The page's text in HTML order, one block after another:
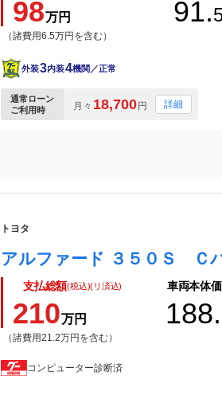
98万円
（諸費用6.5万円を含む）
91.
外装3内装4機関／正常
通常ローン
ご利用時
月々 18,700円 詳細
トヨタ
支払総額(税込)(リ済込)
210万円
（諸費用21.2万円を含む）
車両本体
188.
コンピューター診断済